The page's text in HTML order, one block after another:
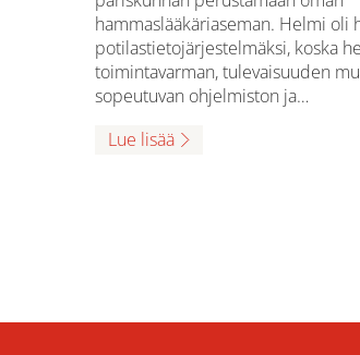
hammaslääkäriaseman. Helmi oli
potilastietojärjestelmäksi, koska
toimintavarman, tulevaisuuden
sopeutuvan ohjelmiston ja…
Lue lisää